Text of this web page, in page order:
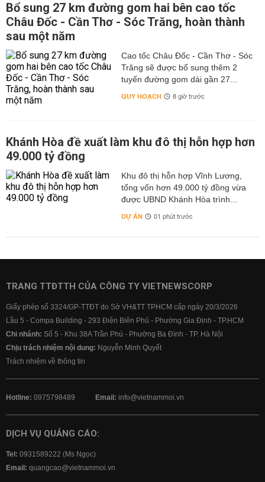
Bổ sung 27 km đường gom hai bên cao tốc
Châu Đốc - Cần Thơ - Sóc Trăng, hoàn thành
sau một năm
Cao tốc Châu Đốc - Cần Thơ - Sóc
Trăng sẽ được bổ sung thêm 2
tuyến đường gom dài gần 27...
QUY HOẠCH 8 giờ trước
Khánh Hòa đề xuất làm khu đô thị hỗn hợp hơn
49.000 tỷ đồng
Khu đô thị hỗn hợp Vĩnh Lương,
tổng vốn hơn 49.000 tỷ đồng vừa
được UBND Khánh Hòa trình...
DỰ ÁN 01 phút trước
TRANG TTĐTTH CỦA CÔNG TY VIETNEWSCORP
Giấy phép số 3324/GP-TTĐT do Sở VH&TT TPHCM cấp ngày 20/3/2026
Lầu 5 - Compa Building - 293 Điện Biên Phủ - Phường Gia Định - TP.HCM
Chi nhánh: Số 5 - Khu 38A Trần Phú - Phường Ba Đình - TP. Hà Nội
Chịu trách nhiệm nội dung: Nguyễn Minh Quyết
Trách nhiệm về thông tin
Hotline: 0975798489 Email: info@vietnammoi.vn
DỊCH VỤ QUẢNG CÁO:
Tel: 0931589222 (Ms Ngọc)
Email: quangcao@vietnammoi.vn